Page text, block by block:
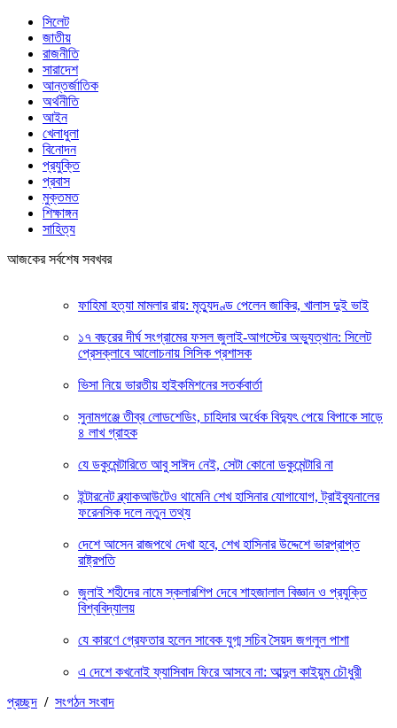
সিলেট
জাতীয়
রাজনীতি
সারাদেশ
আন্তর্জাতিক
অর্থনীতি
আইন
খেলাধুলা
বিনোদন
প্রযুক্তি
প্রবাস
মুক্তমত
শিক্ষাঙ্গন
সাহিত্য
আজকের সর্বশেষ সবখবর
ফাহিমা হত্যা মামলার রায়: মৃত্যুদণ্ড পেলেন জাকির, খালাস দুই ভাই
১৭ বছরের দীর্ঘ সংগ্রামের ফসল জুলাই-আগস্টের অভ্যুত্থান: সিলেট
প্রেসক্লাবে আলোচনায় সিসিক প্রশাসক
ভিসা নিয়ে ভারতীয় হাইকমিশনের সতর্কবার্তা
সুনামগঞ্জে তীব্র লোডশেডিং, চাহিদার অর্ধেক বিদ্যুৎ পেয়ে বিপাকে সাড়ে
৪ লাখ গ্রাহক
যে ডকুমেন্টারিতে আবু সাঈদ নেই, সেটা কোনো ডকুমেন্টারি না
ইন্টারনেট ব্ল্যাকআউটেও থামেনি শেখ হাসিনার যোগাযোগ, ট্রাইব্যুনালের
ফরেনসিক দলে নতুন তথ্য
দেশে আসেন রাজপথে দেখা হবে, শেখ হাসিনার উদ্দেশে ভারপ্রাপ্ত
রাষ্ট্রপতি
জুলাই শহীদের নামে স্কলারশিপ দেবে শাহজালাল বিজ্ঞান ও প্রযুক্তি
বিশ্ববিদ্যালয়
যে কারণে গ্রেফতার হলেন সাবেক যুগ্ম সচিব সৈয়দ জগলুল পাশা
এ দেশে কখনোই ফ্যাসিবাদ ফিরে আসবে না: আব্দুল কাইয়ুম চৌধুরী
প্রচ্ছদ / সংগঠন সংবাদ